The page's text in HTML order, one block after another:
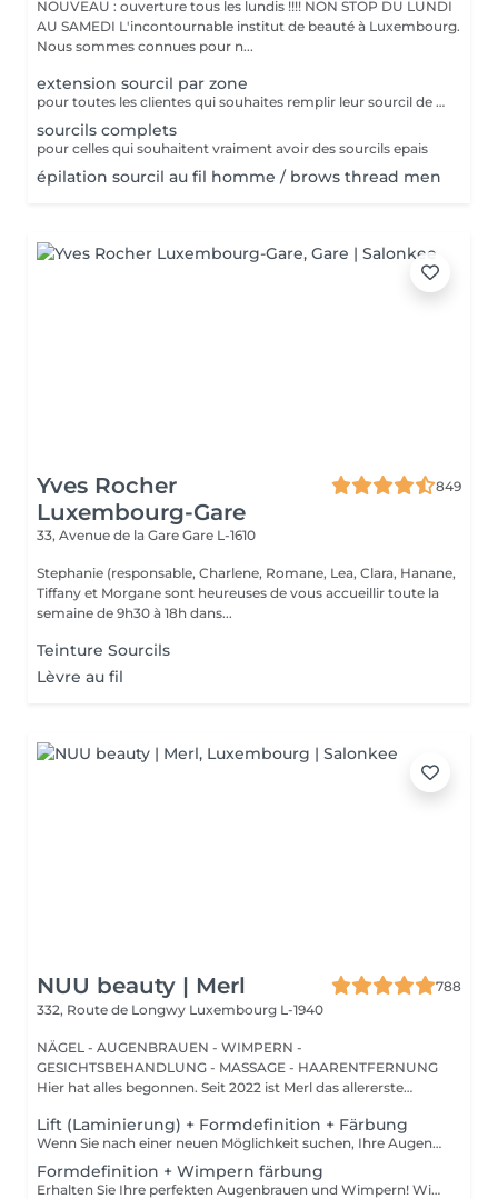
NOUVEAU : ouverture tous les lundis !!!! NON STOP DU LUNDI
AU SAMEDI L'incontournable institut de beauté à Luxembourg.
Nous sommes connues pour n...
extension sourcil par zone
pour toutes les clientes qui souhaites remplir leur sourcil de facon temporaire et naturel cette prestation est faites pour vous
sourcils complets
pour celles qui souhaitent vraiment avoir des sourcils epais
épilation sourcil au fil homme / brows thread men
Yves Rocher
Luxembourg-Gare
849
33, Avenue de la Gare Gare L-1610
Stephanie (responsable, Charlene, Romane, Lea, Clara, Hanane,
Tiffany et Morgane sont heureuses de vous accueillir toute la
semaine de 9h30 à 18h dans...
Teinture Sourcils
Lèvre au fil
NUU beauty | Merl
788
332, Route de Longwy Luxembourg L-1940
NÄGEL - AUGENBRAUEN - WIMPERN -
GESICHTSBEHANDLUNG - MASSAGE - HAARENTFERNUNG
Hier hat alles begonnen. Seit 2022 ist Merl das allererste
Lift (Laminierung) + Formdefinition + Färbung
Wenn Sie nach einer neuen Möglichkeit suchen, Ihre Augenbrauen zu verbessern, brauchen Sie nicht weiter zu suchen als die Augenbrauenlifting-Behandlung! Während des Prozesses bedeckt die Spezialistin die Haare mit speziellen Zusammensetzungen für langanhaltendes Styling und Fixierung. Die Augenbrauenlaminierung geht mit einer Färbung einher. Das Ergebnis sind helle, ordentliche und gepflegte Augenbrauen, und die gewünschte Form bleibt lange Zeit unverändert. Wie wird das Augenbrauenlifting durchgeführt? - Beratung (um die perfekte Form und Farbe zu besprechen) - Vorbereitung (Augenbrauen werden gewaschen und markiert) - Augenbrauenstyling wird aufgetragen - Augenbrauenfixierung wird aufgetragen - zupfen (Überschüssige Haare werden mit einer Pinzette entfernt) - färben (Farbe oder Henna wird aufgetragen) - Produkte werden von den Augenbrauen entfernt - Antiseptikum und Creme werden aufgetragen - Augenbrauen werden in die gewünschte Position gebürstet Altersbeschränkungen: empfohlenes Mindestalter ab 16 Jahren. Empfehlungen nach dem Eingriff: die Augenbrauen 24 Stunden lang nicht waschen, keine Sauna besuchen und kein Make-up auftragen. Frequenz: einmal in 6-8 Wochen.
Formdefinition + Wimpern färbung
Erhalten Sie Ihre perfekten Augenbrauen und Wimpern! Wie wird die Form Definierung + Wimpern färben durchgeführt? - Beratung (um die perfekte Form und Farbe zu besprechen) - Vorbereitung (Augenbrauen werden gewaschen und markiert) - wachsen (Überschüssige Haare werden mit Wachs entfernt) - zupfen (Überschüssige Haare werden mit einer Pinzette entfernt) - Antiseptikum und Creme werden aufgetragen - Wimpern werden gewaschen - Augencreme wird aufgetragen - Klebeband und die Patches werden aufgetragen - färben - Klebeband und die Patches werden entfernt Altersbeschränkungen: empfohlenes Mindestalter ab 12 Jahren. Empfehlungen nach dem Eingriff: in den ersten 4 Stunden nach dem Eingriff keine Makeup-Produkte auf die Haut in der Nähe der Augenbrauen auftragen. Die Wimpern 24 Stunden nach dem Eingriff nicht nass machen. Frequenz: einmal in 3-4 Wochen.